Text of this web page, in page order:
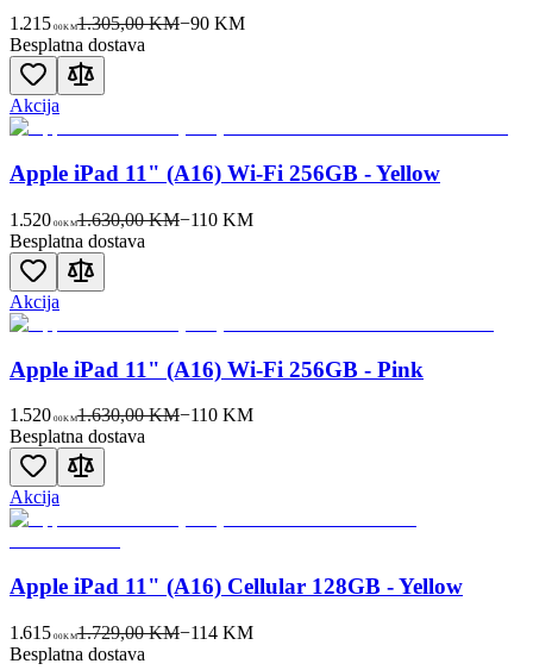
1.215 00KM1.305,00 KM−90KM
Besplatna dostava
Akcija
Apple iPad 11" (A16) Wi-Fi 256GB - Yellow
1.520 00KM1.630,00 KM−110KM
Besplatna dostava
Akcija
Apple iPad 11" (A16) Wi-Fi 256GB - Pink
1.520 00KM1.630,00 KM−110KM
Besplatna dostava
Akcija
Apple iPad 11" (A16) Cellular 128GB - Yellow
1.615 00KM1.729,00 KM−114KM
Besplatna dostava